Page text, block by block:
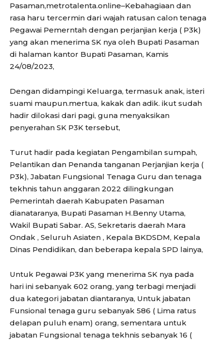
Pasaman,metrotalenta.online–Kebahagiaan dan
rasa haru tercermin dari wajah ratusan calon tenaga
Pegawai Pemerntah dengan perjanjian kerja ( P3k)
yang akan menerima SK nya oleh Bupati Pasaman
di halaman kantor Bupati Pasaman, Kamis
24/08/2023,
Dengan didampingi Keluarga, termasuk anak, isteri
suami maupun.mertua, kakak dan adik. ikut sudah
hadir dilokasi dari pagi, guna menyaksikan
penyerahan SK P3K tersebut,
Turut hadir pada kegiatan Pengambilan sumpah,
Pelantikan dan Penanda tanganan Perjanjian kerja (
P3k), Jabatan Fungsional Tenaga Guru dan tenaga
tekhnis tahun anggaran 2022 dilingkungan
Pemerintah daerah Kabupaten Pasaman
dianataranya, Bupati Pasaman H.Benny Utama,
Wakil Bupati Sabar. AS, Sekretaris daerah Mara
Ondak , Seluruh Asiaten , Kepala BKDSDM, Kepala
Dinas Pendidikan, dan beberapa kepala SPD lainya,
Untuk Pegawai P3K yang menerima SK nya pada
hari ini sebanyak 602 orang, yang terbagi menjadi
dua kategori jabatan diantaranya, Untuk jabatan
Funsional tenaga guru sebanyak 586 ( Lima ratus
delapan puluh enam) orang, sementara untuk
jabatan Fungsional tenaga tekhnis sebanyak 16 (